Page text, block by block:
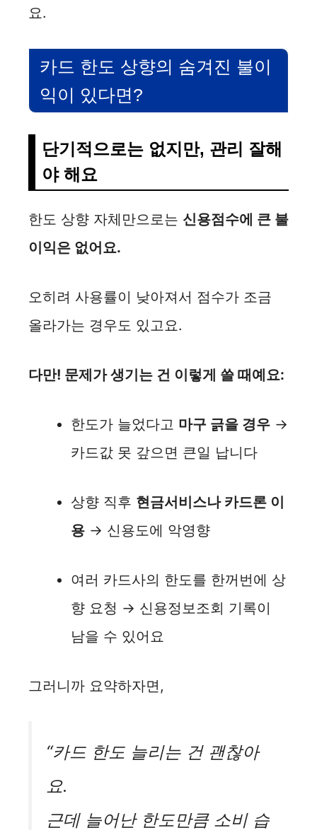
요.
카드 한도 상향의 숨겨진 불이
익이 있다면?
단기적으로는 없지만, 관리 잘해
야 해요
한도 상향 자체만으로는 신용점수에 큰 불
이익은 없어요.
오히려 사용률이 낮아져서 점수가 조금
올라가는 경우도 있고요.
다만! 문제가 생기는 건 이렇게 쓸 때예요:
한도가 늘었다고 마구 긁을 경우 →
카드값 못 갚으면 큰일 납니다
상향 직후 현금서비스나 카드론 이
용 → 신용도에 악영향
여러 카드사의 한도를 한꺼번에 상
향 요청 → 신용정보조회 기록이
남을 수 있어요
그러니까 요약하자면,
“카드 한도 늘리는 건 괜찮아
요.
근데 늘어난 한도만큼 소비 습